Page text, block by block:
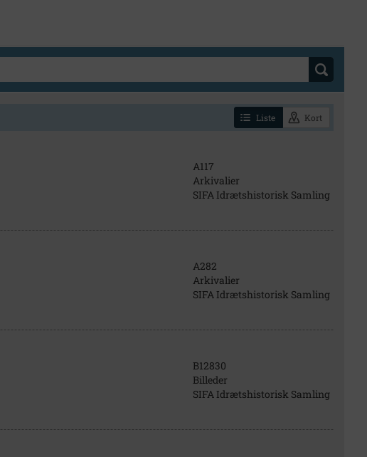
Liste Kort
A117
Arkivalier
SIFA Idrætshistorisk Samling
A282
Arkivalier
SIFA Idrætshistorisk Samling
B12830
Billeder
SIFA Idrætshistorisk Samling